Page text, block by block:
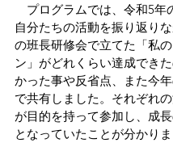
プログラムでは、令和5年
自分たちの活動を振り返り
の班長研修会で立てた「私
ン」がどれくらい達成でき
かった事や反省点、また今
で共有しました。それぞれ
が目的を持って参加し、成
となっていたことが分かりま